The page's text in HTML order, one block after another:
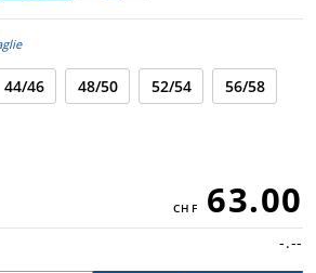
44/46 48/50 52/54 56/58
63.00
-.--